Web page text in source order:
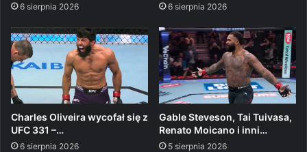
6 sierpnia 2026 6 sierpnia 2026
Charles Oliveira wycofał się z
UFC 331 –…
6 sierpnia 2026
Gable Steveson, Tai Tuivasa,
Renato Moicano i inni…
5 sierpnia 2026